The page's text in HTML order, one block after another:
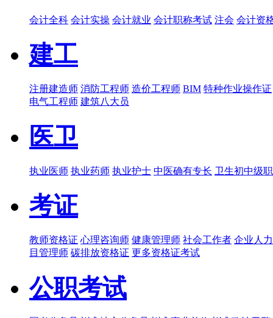
会计全科 会计实操 会计就业 会计职称考试 注会 会计资
建工
注册建造师 消防工程师 造价工程师 BIM 特种作业操作证
电气工程师 建筑八大员
医卫
执业医师 执业药师 执业护士 中医确有专长 卫生初中级
考证
教师资格证 心理咨询师 健康管理师 社会工作者 企业人
目管理师 碳排放资格证 更多资格证考试
公职考试